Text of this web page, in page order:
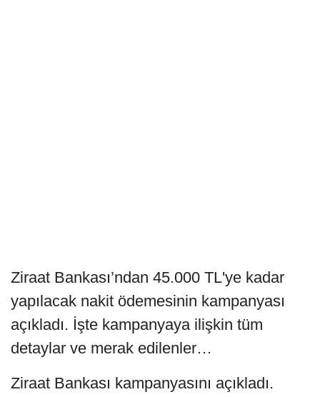
Ziraat Bankası’ndan 45.000 TL'ye kadar
yapılacak nakit ödemesinin kampanyası
açıkladı. İşte kampanyaya ilişkin tüm
detaylar ve merak edilenler…
Ziraat Bankası kampanyasını açıkladı.